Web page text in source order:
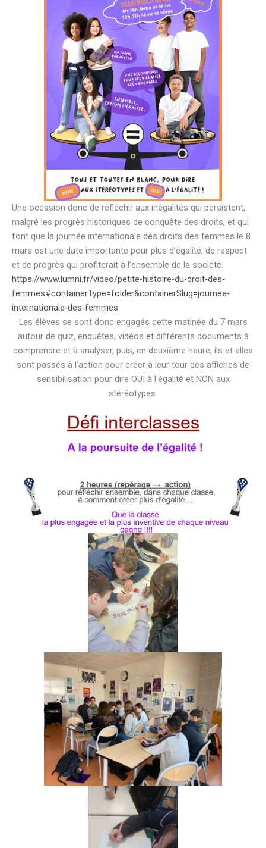
Une occasion donc de réfléchir aux inégalités qui persistent,
malgré les progrès historiques de conquête des droits, et qui
font que la journée internationale des droits des femmes le 8
mars est une date importante pour plus d’égalité, de respect
et de progrès qui profiterait à l’ensemble de la société.
https://www.lumni.fr/video/petite-histoire-du-droit-des-
femmes#containerType=folder&containerSlug=journee-
internationale-des-femmes
Les élèves se sont donc engagés cette matinée du 7 mars
autour de quiz, enquêtes, vidéos et différents documents à
comprendre et à analyser, puis, en deuxième heure, ils et elles
sont passés à l’action pour créer à leur tour des affiches de
sensibilisation pour dire OUI à l’égalité et NON aux
stéréotypes.